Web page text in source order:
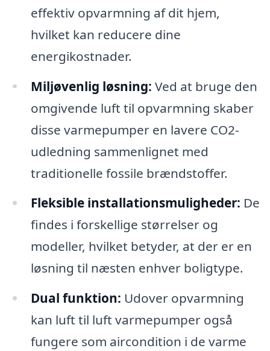
effektiv opvarmning af dit hjem,
hvilket kan reducere dine
energikostnader.
Miljøvenlig løsning: Ved at bruge den
omgivende luft til opvarmning skaber
disse varmepumper en lavere CO2-
udledning sammenlignet med
traditionelle fossile brændstoffer.
Fleksible installationsmuligheder: De
findes i forskellige størrelser og
modeller, hvilket betyder, at der er en
løsning til næsten enhver boligtype.
Dual funktion: Udover opvarmning
kan luft til luft varmepumper også
fungere som aircondition i de varme